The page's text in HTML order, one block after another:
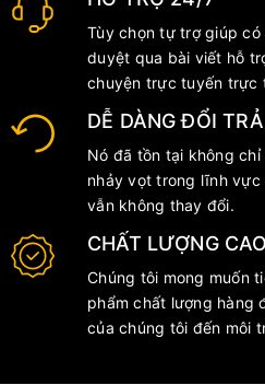
Tùy chọn tự trợ giúp có
duyệt qua bài viết hỗ
chuyện trực tuyến trực
DỄ DÀNG ĐỔI TRẢ
Nó đã tồn tại không
nhảy vọt trong lĩnh
vẫn không thay đổi.
CHẤT LƯỢNG CAO
Chúng tôi mong muốn
phẩm chất lượng hàng
của chúng tôi đến môi